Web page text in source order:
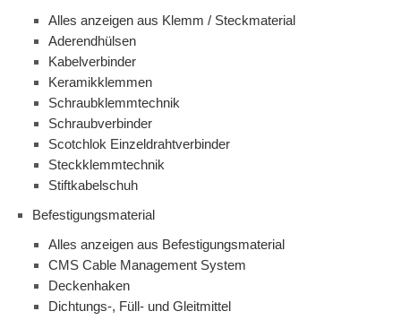
Alles anzeigen aus Klemm / Steckmaterial
Aderendhülsen
Kabelverbinder
Keramikklemmen
Schraubklemmtechnik
Schraubverbinder
Scotchlok Einzeldrahtverbinder
Steckklemmtechnik
Stiftkabelschuh
Befestigungsmaterial
Alles anzeigen aus Befestigungsmaterial
CMS Cable Management System
Deckenhaken
Dichtungs-, Füll- und Gleitmittel